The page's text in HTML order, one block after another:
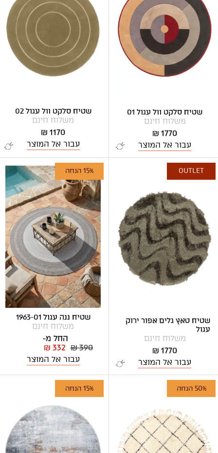
שטיח סלקט וול עגול 01
משלוח חינם
1770 ₪
עבור אל המוצר
שטיח סלקט וול עגול 02
משלוח חינם
1170 ₪
עבור אל המוצר
OUTLET
שטיח טאץ גלים אפור ירוק
עגול
משלוח חינם
1770 ₪
עבור אל המוצר
15% הנחה
שטיח ננה עגול 1963-01
משלוח חינם
החל מ-
₪ 390
₪ 332
עבור אל המוצר
50% הנחה 15% הנחה